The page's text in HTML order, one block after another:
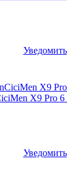
Уведомить
X9 Pro
Уведомить